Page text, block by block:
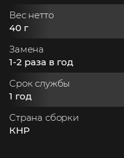
Вес нетто
40 г
Замена
1-2 раза в год
Срок службы
1 год
Страна сборки
КНР